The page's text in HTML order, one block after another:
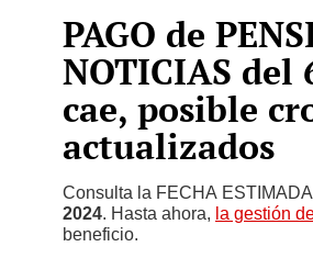
PAGO de
NOTICIAS del
cae, posible
actualizados
Consulta la FECHA
2024. Hasta ahora, la gestión
beneficio.